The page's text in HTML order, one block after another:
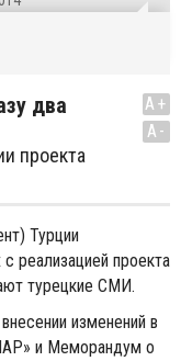
два
проекта
A+
A-
Турции
реализацией проекта
турецкие СМИ.
изменений в
и Меморандум о